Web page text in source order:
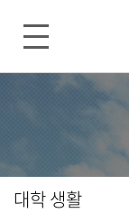
대학 생활